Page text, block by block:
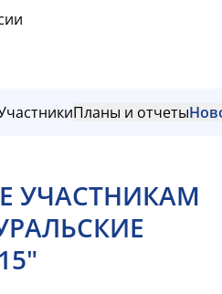
Планы и отчеты
УЧАСТНИКАМ